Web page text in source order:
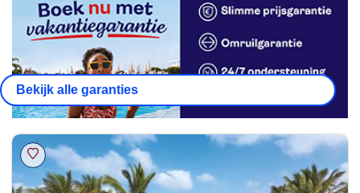
Bekijk alle garanties